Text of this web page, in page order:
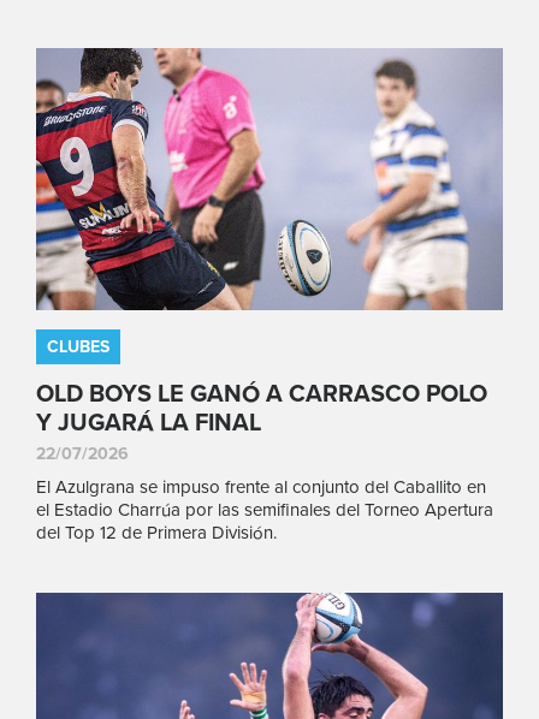
CLUBES
OLD BOYS LE GANÓ A CARRASCO POLO
Y JUGARÁ LA FINAL
22/07/2026
El Azulgrana se impuso frente al conjunto del Caballito en
el Estadio Charrúa por las semifinales del Torneo Apertura
del Top 12 de Primera División.